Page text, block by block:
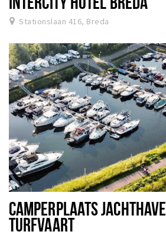
Stationslaan 416, Breda
CAMPERPLAATS
TURFVAART